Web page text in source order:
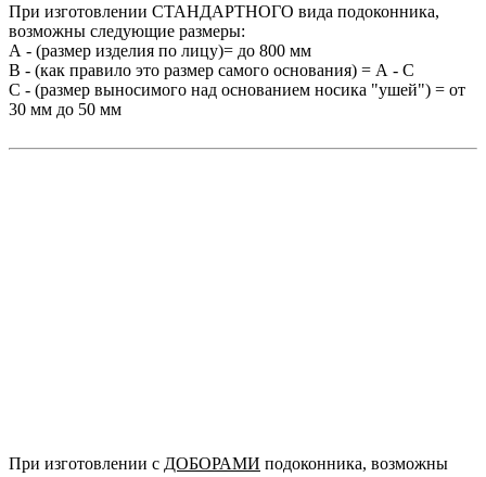
При изготовлении СТАНДАРТНОГО вида подоконника,
возможны следующие размеры:
А - (размер изделия по лицу)= до 800 мм
В - (как правило это размер самого основания) = А - С
С - (размер выносимого над основанием носика "ушей") = от
30 мм до 50 мм
При изготовлении c ДОБОРАМИ подоконника, возможны